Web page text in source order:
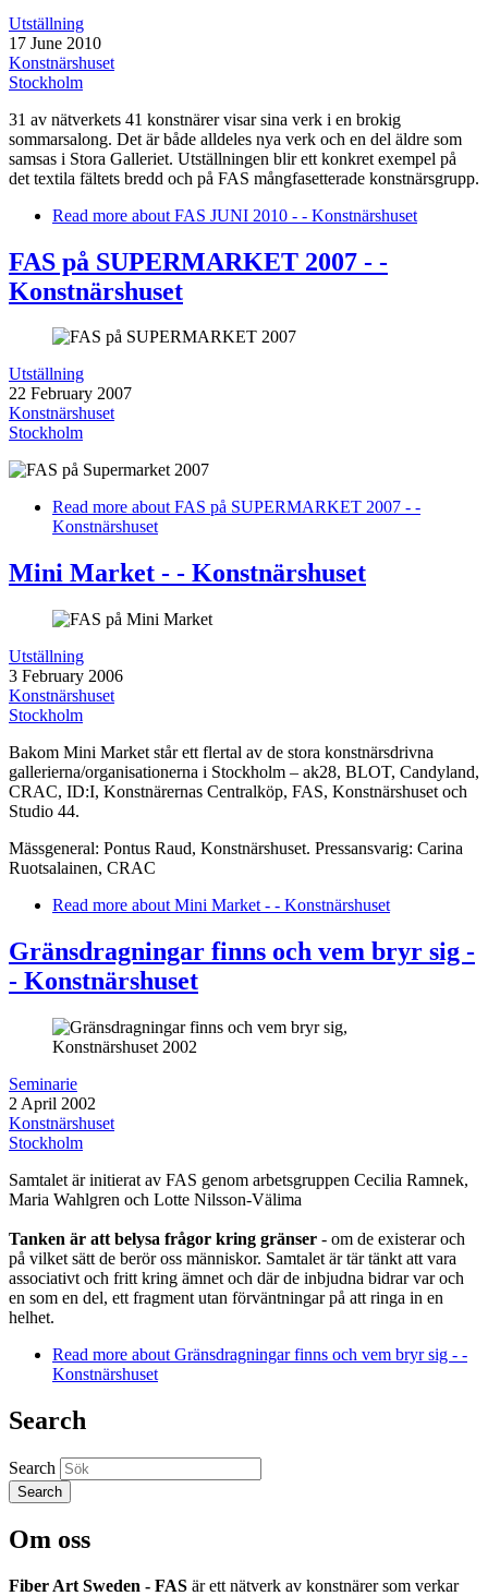
Utställning
17 June 2010
Konstnärshuset
Stockholm
31 av nätverkets 41 konstnärer visar sina verk i en brokig
sommarsalong. Det är både alldeles nya verk och en del äldre som
samsas i Stora Galleriet. Utställningen blir ett konkret exempel på
det textila fältets bredd och på FAS mångfasetterade konstnärsgrupp.
Read more about FAS JUNI 2010 - - Konstnärshuset
FAS på SUPERMARKET 2007 - -
Konstnärshuset
Utställning
22 February 2007
Konstnärshuset
Stockholm
Read more about FAS på SUPERMARKET 2007 - -
Konstnärshuset
Mini Market - - Konstnärshuset
Utställning
3 February 2006
Konstnärshuset
Stockholm
Bakom Mini Market står ett flertal av de stora konstnärsdrivna
gallerierna/organisationerna i Stockholm – ak28, BLOT, Candyland,
CRAC, ID:I, Konstnärernas Centralköp, FAS, Konstnärshuset och
Studio 44.
Mässgeneral: Pontus Raud, Konstnärshuset. Pressansvarig: Carina
Ruotsalainen, CRAC
Read more about Mini Market - - Konstnärshuset
Gränsdragningar finns och vem bryr sig -
- Konstnärshuset
Seminarie
2 April 2002
Konstnärshuset
Stockholm
Samtalet är initierat av FAS genom arbetsgruppen Cecilia Ramnek,
Maria Wahlgren och Lotte Nilsson-Välima
Tanken är att belysa frågor kring gränser - om de existerar och
på vilket sätt de berör oss människor. Samtalet är tär tänkt att vara
associativt och fritt kring ämnet och där de inbjudna bidrar var och
en som en del, ett fragment utan förväntningar på att ringa in en
helhet.
Read more about Gränsdragningar finns och vem bryr sig - -
Konstnärshuset
Search
Search
Om oss
Fiber Art Sweden - FAS är ett nätverk av konstnärer som verkar